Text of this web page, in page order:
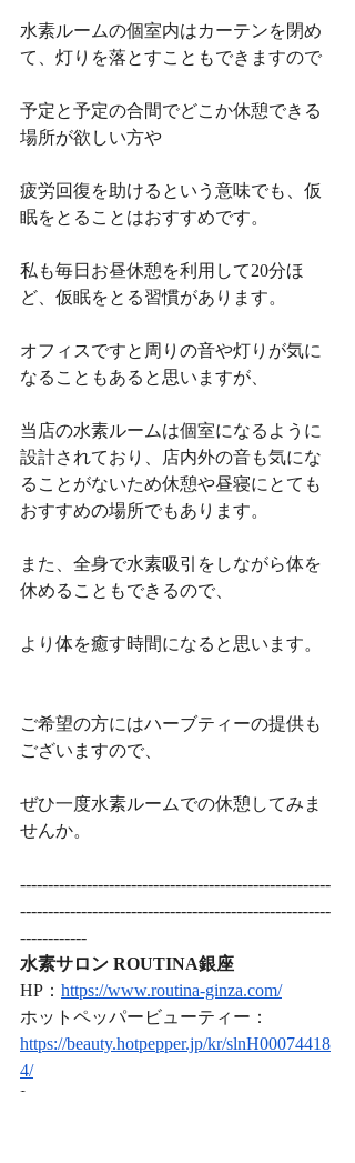
水素ルームの個室内はカーテンを閉め
て、灯りを落とすこともできますので
予定と予定の合間でどこか休憩できる
場所が欲しい方や
疲労回復を助けるという意味でも、仮
眠をとることはおすすめです。
私も毎日お昼休憩を利用して20分ほ
ど、仮眠をとる習慣があります。
オフィスですと周りの音や灯りが気に
なることもあると思いますが、
当店の水素ルームは個室になるように
設計されており、店内外の音も気にな
ることがないため休憩や昼寝にとても
おすすめの場所でもあります。
また、全身で水素吸引をしながら体を
休めることもできるので、
より体を癒す時間になると思います。
ご希望の方にはハーブティーの提供も
ございますので、
ぜひ一度水素ルームでの休憩してみま
せんか。
--------------------------------------------------------
--------------------------------------------------------
------------
水素サロン ROUTINA銀座
HP： https://www.routina-ginza.com/
ホットペッパービューティー：
https://beauty.hotpepper.jp/kr/slnH00074418
4/
Instagram：